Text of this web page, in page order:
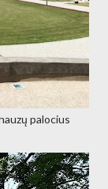
palocius